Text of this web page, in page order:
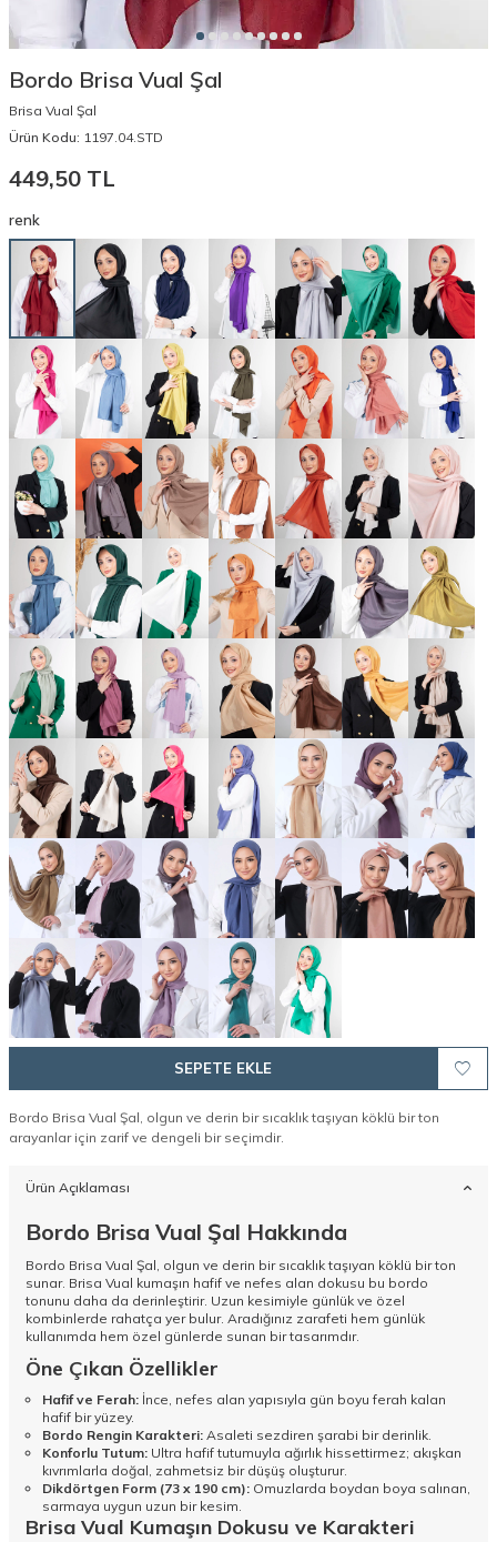
Bordo Brisa Vual Şal
Brisa Vual Şal
Ürün Kodu: 1197.04.STD
449,50 TL
renk
SEPETE EKLE
Bordo Brisa Vual Şal, olgun ve derin bir sıcaklık taşıyan köklü bir ton
arayanlar için zarif ve dengeli bir seçimdir.
Ürün Açıklaması
Bordo Brisa Vual Şal Hakkında
Bordo Brisa Vual Şal, olgun ve derin bir sıcaklık taşıyan köklü bir ton
sunar. Brisa Vual kumaşın hafif ve nefes alan dokusu bu bordo
tonunu daha da derinleştirir. Uzun kesimiyle günlük ve özel
kombinlerde rahatça yer bulur. Aradığınız zarafeti hem günlük
kullanımda hem özel günlerde sunan bir tasarımdır.
Öne Çıkan Özellikler
Hafif ve Ferah: İnce, nefes alan yapısıyla gün boyu ferah kalan
hafif bir yüzey.
Bordo Rengin Karakteri: Asaleti sezdiren şarabi bir derinlik.
Konforlu Tutum: Ultra hafif tutumuyla ağırlık hissettirmez; akışkan
kıvrımlarla doğal, zahmetsiz bir düşüş oluşturur.
Dikdörtgen Form (73 x 190 cm): Omuzlarda boydan boya salınan,
sarmaya uygun uzun bir kesim.
Brisa Vual Kumaşın Dokusu ve Karakteri